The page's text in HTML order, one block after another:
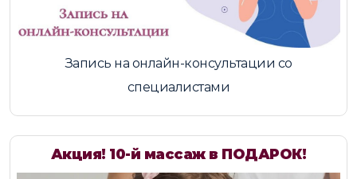
Запись на онлайн-консультации со
специалистами
Акция! 10-й массаж в ПОДАРОК!